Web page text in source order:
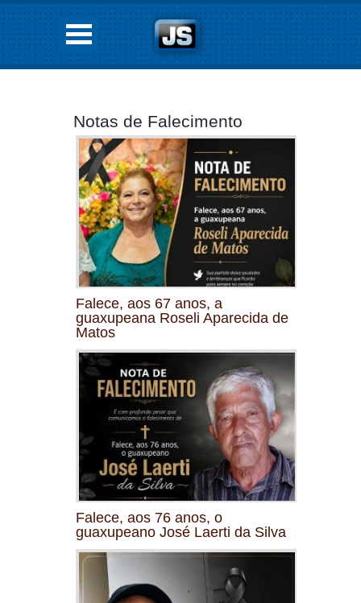
Notas de Falecimento
Falece, aos 67 anos, a
guaxupeana Roseli Aparecida de
Matos
Falece, aos 76 anos, o
guaxupeano José Laerti da Silva